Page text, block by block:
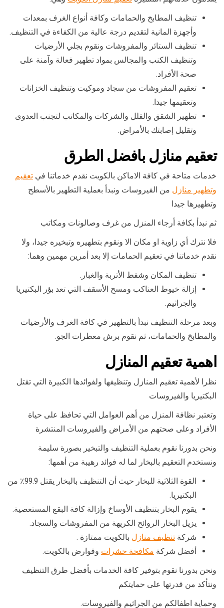
تنظيف المطابخ والحمامات وكافة أنواع الغرف بمعدات
وأجهزة المانية لتقديم درجة عالية من الكفاءة في التنظيف.
تنظيف الستائر والمفروشات ونقوم بجلي الأرضيات
وتنظيف الكنب والمجالس بمواد تطهير فعالة وآمنة على
صحة الأفراد.
تعقيم المفروشات من سجاد وموكيت وتنظيف الخزانات
وتعقيمها جيدا.
تطهير الشقق والفلل والشركات والمكاتب لتجنب العدوى
وتقليل إصابتك بالأمراض.
تعقيم منازل بافضل الطرق
خدمات متاحة في كافة الاماكن بالكويت نقدم خدماتنا في تعقيم
وتطهير منازل من الفيروسات ونبدأ بعملية التطهير بالأسطح
وتطهيرها جيدا
ثم نبدأ بكافة أرجاء المنزل من غرف وصالونات ومكاتب
فلا نترك أي زاوية او مكان الا ونقوم بتطهيره وتبخيره جيدا، ولا
نقدم خدماتنا في تعقيم الحمامات إلا بعد أمرين مهمين وهما:
تنظيف المكان وشفط الأتربة والغبار.
إزالة خيوط العناكب ومسح الأسقف التي تعد بؤر البكتيريا
والجراثيم.
وبعد مرحلة التنظيف نبدأ بالتطهير في كافة الغرف والأرضيات
والمطابخ والحمامات، ثم نقوم برش معطرات الجو.
اهمية تعقيم المنازل
نظرا لأهمية تعقيم المنازل وتنظيفها ولفوائدها الكبيرة التي تقتل
البكتيريا والفيروسات
وتعتبر نظافة المنزل من أهم العوامل التي تحافظ على حياة
الأفراد وعلى صحتهم من الأمراض والفيروسات المنتشرة
ونحن بدورنا نقوم بعملية التنظيف والتبخير بصورة سليمة
ونستخدم التعقيم بالبخار لما له فوائد رهيبة من أهمها:
القوة الثلاثية للبخار حيث أن التنظيف بالبخار يقتل 99.9٪ من
البكتيريا.
يقوم البخار بتنظيف الأوساخ وإزالة كافة البقع المستعصية.
يزيل البخار الروائح الكريهة من المفروشات والسجاد.
شركة تنظيف منازل بالكويت ممتازة .
أفضل شركة مكافحة حشرات وقوارض بالكويت.
ونحن بدورنا نقوم بتوفير كافة الخدمات بأفضل طرق التنظيف
ونتأكد من قدرتها على حمايتكم
وحماية اطفالكم من الجراثيم والفيروسات.